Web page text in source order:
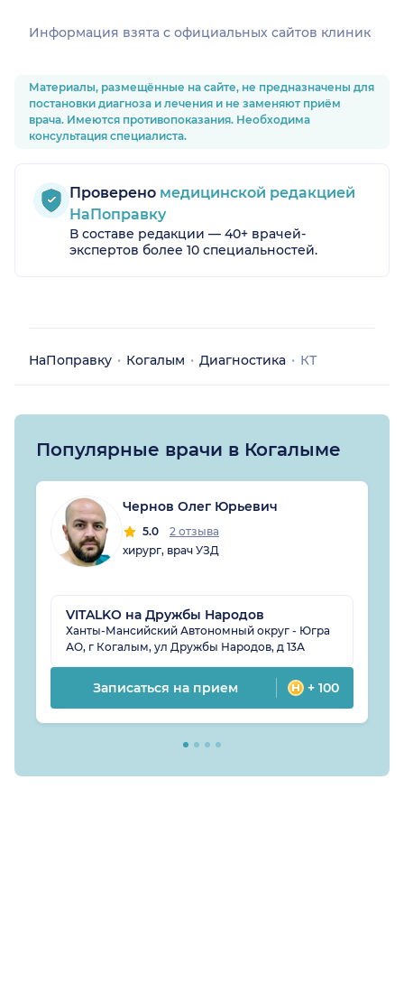
Информация взята c официальных сайтов клиник
Материалы, размещённые на сайте, не предназначены для
постановки диагноза и лечения и не заменяют приём
врача. Имеются противопоказания. Необходима
консультация специалиста.
Проверено медицинской редакцией
НаПоправку
В составе редакции — 40+ врачей-
экспертов более 10 специальностей.
НаПоправку Когалым Диагностика КТ
Популярные врачи в Когалыме
Чернов Олег Юрьевич
5.0
2 отзыва
хирург, врач УЗД
VITALKO на Дружбы Народов
Ханты-Мансийский Автономный округ - Югра
АО, г Когалым, ул Дружбы Народов, д 13А
Записаться на прием + 100